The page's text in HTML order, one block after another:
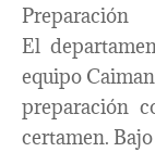
Preparación
El
equipo
preparación
certamen.